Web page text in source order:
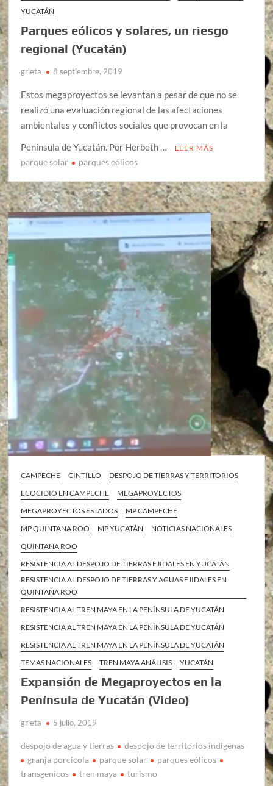
YUCATÁN
Parques eólicos y solares, un riesgo
regional (Yucatán)
grieta 8 septiembre, 2019
Estos megaproyectos se levantan a pesar de que no se
realizó una evaluación regional de las afectaciones
ambientales y conflictos sociales que provocan en la
Península de Yucatán. Por Herbeth …
LEER MÁS
parque solar parques eólicos
CAMPECHE CINTILLO
DESPOJO DE TIERRAS Y TERRITORIOS
ECOCIDIO EN CAMPECHE
MEGAPROYECTOS
MEGAPROYECTOS ESTADOS
MP CAMPECHE
MP QUINTANA ROO
MP YUCATÁN
NOTICIAS NACIONALES
QUINTANA ROO
RESISTENCIA AL DESPOJO DE TIERRAS EJIDALES EN YUCATÁN
RESISTENCIA AL DESPOJO DE TIERRAS Y AGUAS EJIDALES EN
QUINTANA ROO
RESISTENCIA AL TREN MAYA EN LA PENÍNSULA DE YUCATÁN
RESISTENCIA AL TREN MAYA EN LA PENÍNSULA DE YUCATÁN
RESISTENCIA AL TREN MAYA EN LA PENÍNSULA DE YUCATÁN
TEMAS NACIONALES
TREN MAYA ANÁLISIS YUCATÁN
Expansión de Megaproyectos en la
Península de Yucatán (Video)
grieta 5 julio, 2019
despojo de agua y tierras
despojo de territorios indigenas
granja porcicola
parque solar
parques eólicos
transgenicos
tren maya turismo